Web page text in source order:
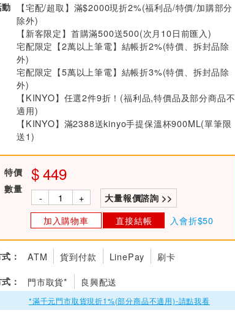
【宅配/超取】滿$2000現折2%(福利品/特價/加購部分
除外)
【新客限定】首購滿500送500(次月10日前匯入)
宅配限定【2萬以上筆電】結帳折2%(特價、拆封品除
外)
宅配限定【5萬以上筆電】結帳折3%(特價、拆封品除
外)
【KINYO】任選2件9折！(福利品,特價品及部分商品不
適用)
【KINYO】滿2388送kinyo手提保溫杯900ML(單筆限
送1)
特價 449
數量
- + 大量報價諮詢 >>
加入購物車 直接結帳 入會折$50
： ATM 貨到付款 LinePay 刷卡
： 門市取貨* 良興配送
*滿千元門市取貨現折1%(部分商品不適用)-請點我看